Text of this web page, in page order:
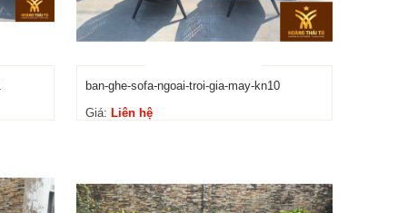
ban-ghe-sofa-ngoai-troi-gia-may-kn10
Giá: Liên hệ